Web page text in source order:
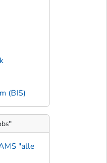
(BIS)
"alle